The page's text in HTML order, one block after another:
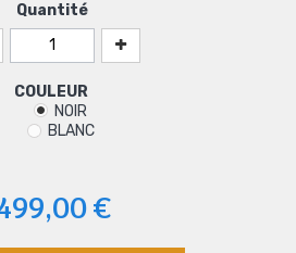
Quantité
COULEUR
NOIR
BLANC
€